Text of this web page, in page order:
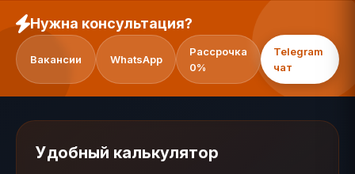
Нужна консультация?
Вакансии WhatsApp
Рассрочка
0%
Telegram
чат
Удобный калькулятор